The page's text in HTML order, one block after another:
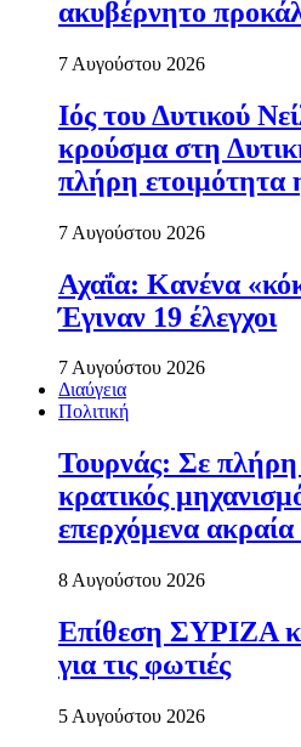
ακυβέρνητο
7 Αυγούστου 2026
Ιός του Δυτικού
κρούσμα στη
πλήρη ετοιμότητα
7 Αυγούστου 2026
Αχαΐα: Κανένα
Έγιναν 19 έλεγχοι
7 Αυγούστου 2026
Διαύγεια
Πολιτική
Τουρνάς: Σε πλήρη
κρατικός
επερχόμενα
8 Αυγούστου 2026
Επίθεση ΣΥΡΙΖΑ
για τις φωτιές
5 Αυγούστου 2026